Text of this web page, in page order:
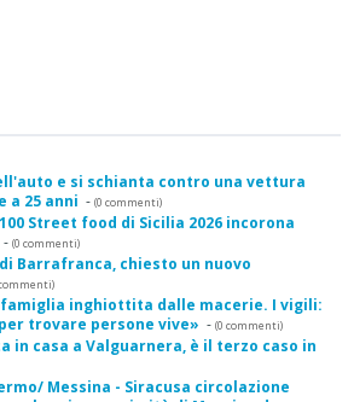
e si schianta contro una vettura
a 25 anni - (0 commenti)
Street food di Sicilia 2026 incorona
- (0 commenti)
Barrafranca, chiesto un nuovo
famiglia inghiottita dalle macerie. I vigili:
trovare persone vive» - (0 commenti)
in casa a Valguarnera, è il terzo caso in
Messina - Siracusa circolazione